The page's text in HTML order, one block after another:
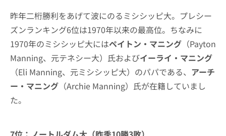
昨年二桁勝利をあげて波にのるミシシッピ大。プレシー
ズンランキング6位は1970年以来の最高位。ちなみに
1970年のミシシッピ大にはペイトン・マニング （Payton
Manning、元テネシー大）氏およびイーライ・マニング
（Eli Manning、元ミシシッピ大）のパパである、 アーチ
ー・マニング （Archie Manning）氏が在籍していまし
た。